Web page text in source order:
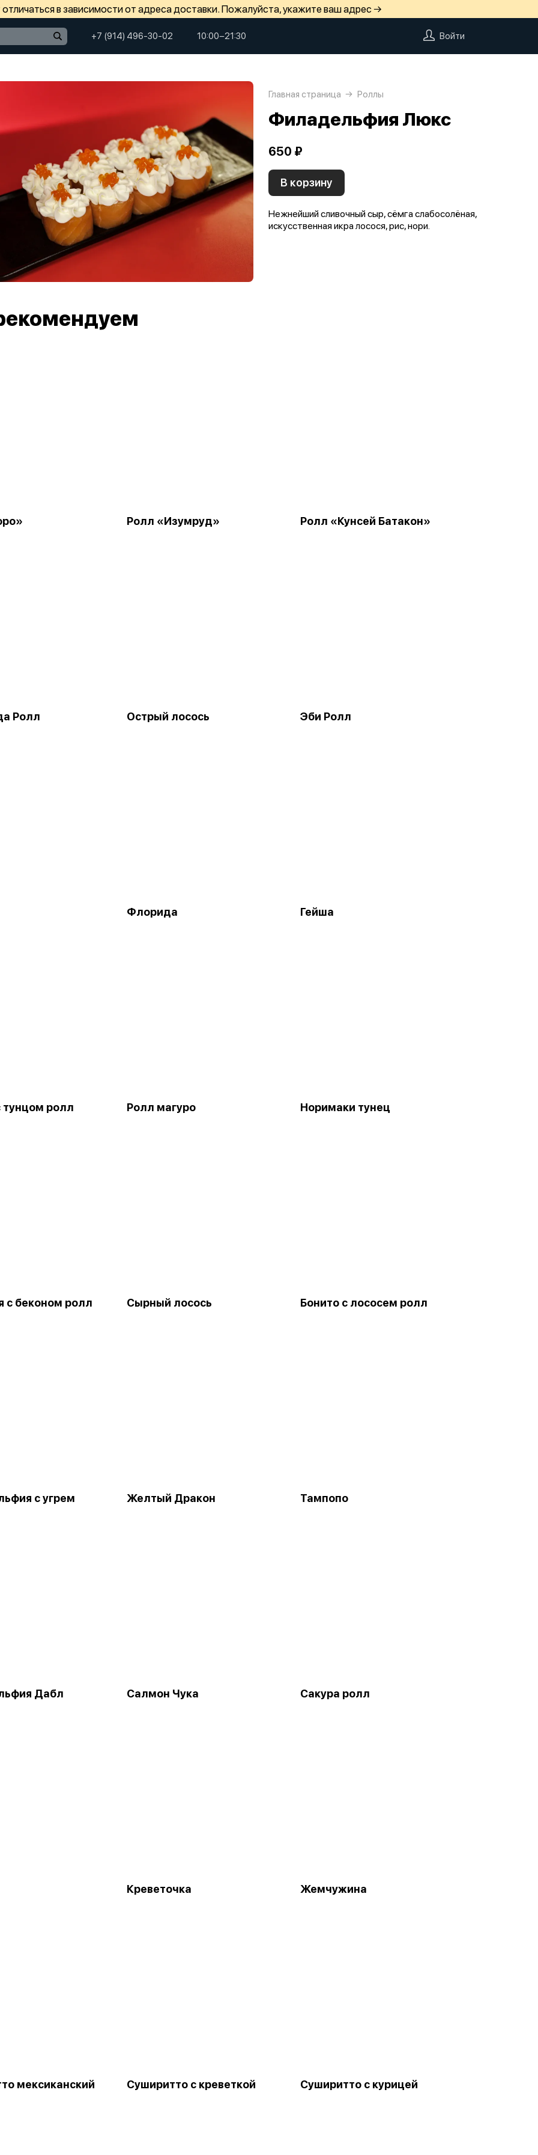
в зависимости от адреса доставки. Пожалуйста, укажите ваш адрес →
+7 (914) 496-30-02 10:00−21:30 Войти
Главная страница Роллы
Филадельфия Люкс
650 ₽
В корзину
Нежнейший сливочный сыр, сёмга слабосолёная,
искусственная икра лосося, рис, нори.
Ролл «Изумруд» Ролл «Кунсей Батакон»
Ролл Острый лосось Эби Ролл
Флорида Гейша
тунцом ролл Ролл магуро Норимаки тунец
с беконом ролл Сырный лосось Бонито с лососем ролл
с угрем Желтый Дракон Тампопо
Дабл Салмон Чука Сакура ролл
Креветочка Жемчужина
мексиканский Суширитто с креветкой Суширитто с курицей